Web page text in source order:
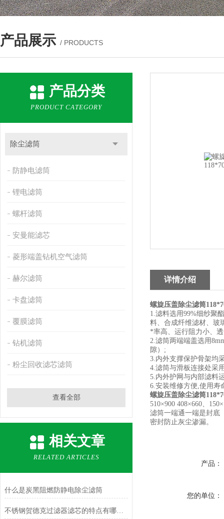
产品展示 / PRODUCTS
产品分类
PRODUCT CATEGORY
除尘滤筒
防静电滤筒
锂电滤筒
螺杆滤筒
安曼能滤芯
菱形端盖钻机空气滤筒
赫尔滤筒
卡盘滤筒
覆膜滤筒
钻机滤筒
粉尘回收滤芯滤筒
查看全部
相关文章
RELATED ARTICLES
什么是炭黑阻燃防静电除尘滤筒
不锈钢贺德克过滤器滤芯的特点有哪些？
详情介绍
螺旋压盖除尘滤筒
1.滤料选用99%细纱聚
料、合成纤维滤材、玻
*率高、运行阻力小、
2.滤筒两端端盖选用
隙）;
3.内外支撑保护骨架均
4.滤筒与滑板连接处采
5.内外护网与内部滤料
6.安装维修方便,使用寿
螺旋压盖除尘滤筒
510×900 408×660、
滤筒一端通一端是封底
密封防止灰尘渗漏。
产品：
您的单位：